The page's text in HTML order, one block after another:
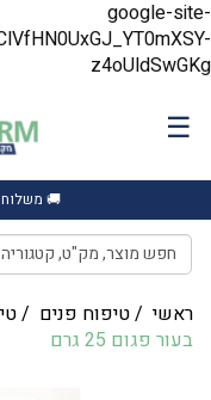
google-site-
z4oUldSwGKg
☰
🚚 משלוח
ראשי /טיפוח פנים /
בעור פגום 25 גרם